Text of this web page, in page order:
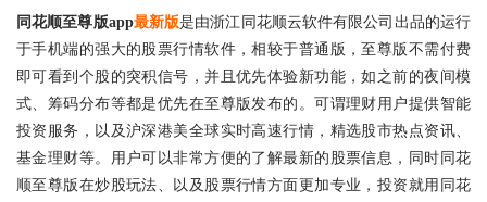
同花顺至尊版app最新版是由浙江同花顺云软件有限公司出品的运行
于手机端的强大的股票行情软件，相较于普通版，至尊版不需付费
即可看到个股的突积信号，并且优先体验新功能，如之前的夜间模
式、筹码分布等都是优先在至尊版发布的。可谓理财用户提供智能
投资服务，以及沪深港美全球实时高速行情，精选股市热点资讯、
基金理财等。用户可以非常方便的了解最新的股票信息，同时同花
顺至尊版在炒股玩法、以及股票行情方面更加专业，投资就用同花